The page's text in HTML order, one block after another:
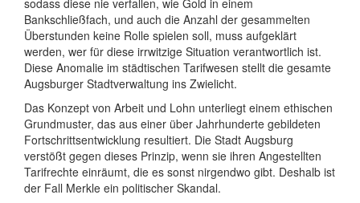
sodass diese nie verfallen, wie Gold in einem
Bankschließfach, und auch die Anzahl der gesammelten
Überstunden keine Rolle spielen soll, muss aufgeklärt
werden, wer für diese irrwitzige Situation verantwortlich ist.
Diese Anomalie im städtischen Tarifwesen stellt die gesamte
Augsburger Stadtverwaltung ins Zwielicht.
Das Konzept von Arbeit und Lohn unterliegt einem ethischen
Grundmuster, das aus einer über Jahrhunderte gebildeten
Fortschrittsentwicklung resultiert. Die Stadt Augsburg
verstößt gegen dieses Prinzip, wenn sie ihren Angestellten
Tarifrechte einräumt, die es sonst nirgendwo gibt. Deshalb ist
der Fall Merkle ein politischer Skandal.